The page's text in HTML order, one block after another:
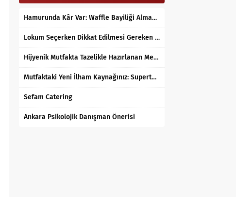
Hamurunda Kâr Var: Waffle Bayiliği Almak Mantıklı mı?
Lokum Seçerken Dikkat Edilmesi Gereken 7 Temel Kriter
Hijyenik Mutfakta Tazelikle Hazırlanan Mersin Tantunisi
Mutfaktaki Yeni İlham Kaynağınız: Supertarifler.com ile Tanışın
Sefam Catering
Ankara Psikolojik Danışman Önerisi